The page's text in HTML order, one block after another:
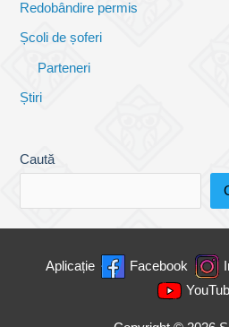
Redobândire permis
Școli de șoferi
Parteneri
Știri
Caută
Aplicație Facebook